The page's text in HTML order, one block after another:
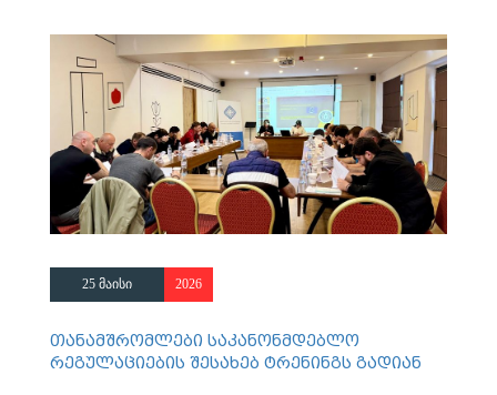
25 მაისი 2026
თანამშრომლები საკანონმდებლო
რეგულაციების შესახებ ტრენინგს გადიან